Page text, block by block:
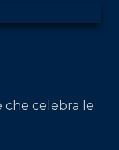
che celebra le